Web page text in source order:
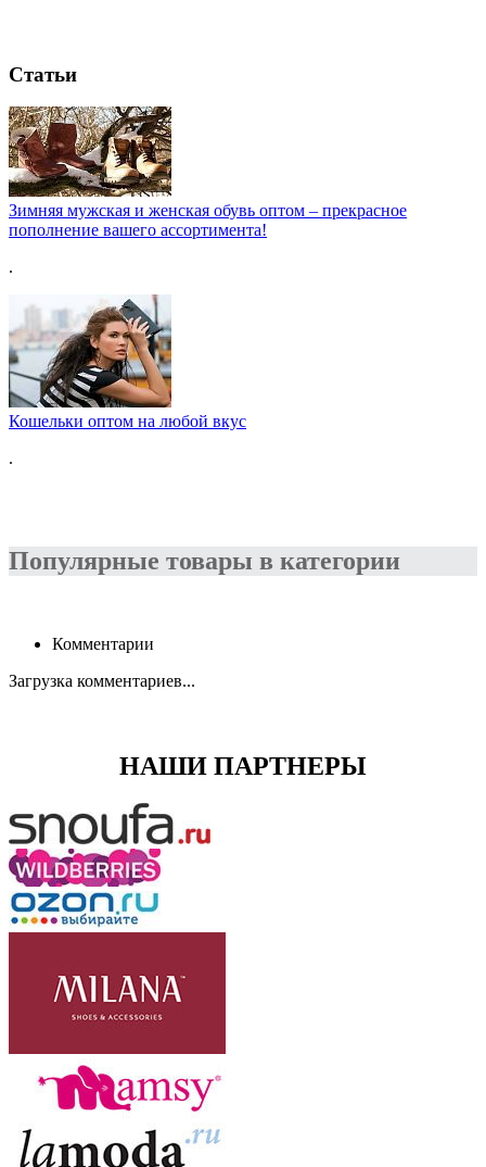
Статьи
Зимняя мужская и женская обувь оптом – прекрасное
пополнение вашего ассортимента!
.
Кошельки оптом на любой вкус
.
Популярные товары в категории
Комментарии
Загрузка комментариев...
НАШИ ПАРТНЕРЫ